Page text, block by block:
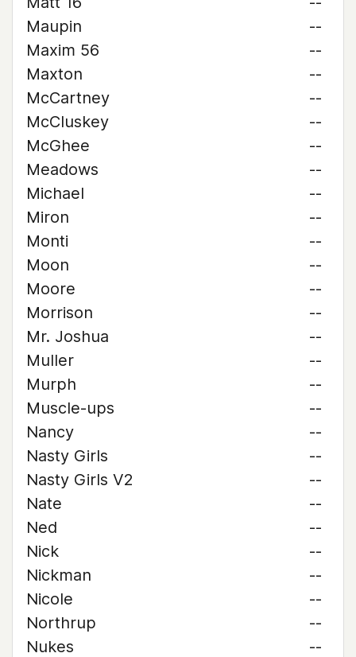
Maupin
--
Maxim 56
--
Maxton
--
McCartney
--
McCluskey
--
McGhee
--
Meadows
--
Michael
--
Miron
--
Monti
--
Moon
--
Moore
--
Morrison
--
Mr. Joshua
--
Muller
--
Murph
--
Muscle-ups
--
Nancy
--
Nasty Girls
--
Nasty Girls V2
--
Nate
--
Ned
--
Nick
--
Nickman
--
Nicole
--
Northrup
--
Nukes
--